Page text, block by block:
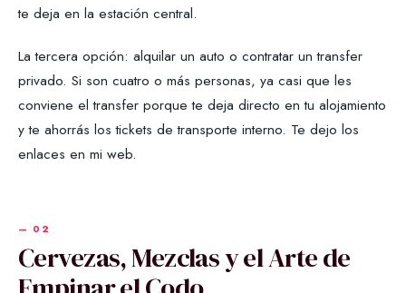
te deja en la estación central.
La tercera opción: alquilar un auto o contratar un transfer
privado. Si son cuatro o más personas, ya casi que les
conviene el transfer porque te deja directo en tu alojamiento
y te ahorrás los tickets de transporte interno. Te dejo los
enlaces en mi web.
Cervezas, Mezclas y el Arte de